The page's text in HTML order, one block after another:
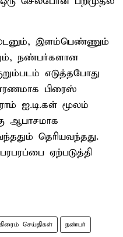
இளம்பெண்ணும்
நண்பர்களான
எடுத்தபோது
பிரைஸ்
ஐ.டி.கள் மூலம்
ஆபாசமாக
தெரியவந்தது.
ஏற்படுத்தி
செய்திகள் நண்பர்